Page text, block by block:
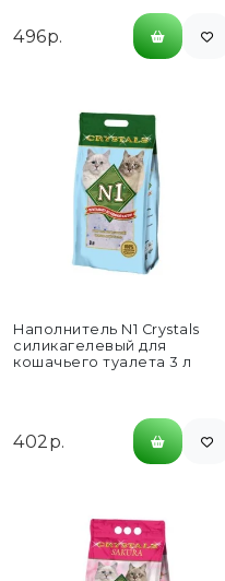
496р.
Наполнитель N1 Crystals
силикагелевый для
кошачьего туалета 3 л
402р.